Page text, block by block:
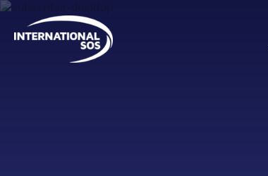
Skip
content